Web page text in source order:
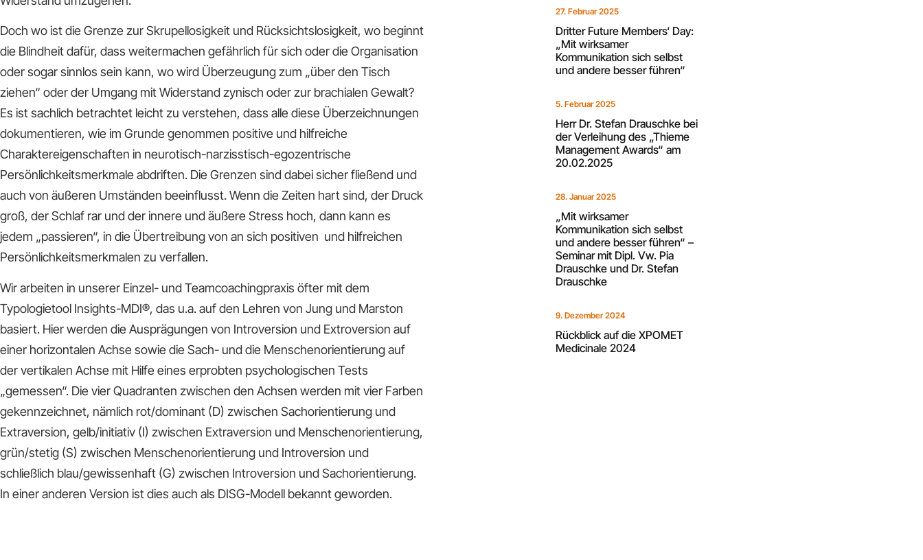
Doch wo ist die Grenze zur Skrupellosigkeit und Rücksichtslosigkeit, wo beginnt
die Blindheit dafür, dass weitermachen gefährlich für sich oder die Organisation
oder sogar sinnlos sein kann, wo wird Überzeugung zum „über den Tisch
ziehen“ oder der Umgang mit Widerstand zynisch oder zur brachialen Gewalt?
Es ist sachlich betrachtet leicht zu verstehen, dass alle diese Überzeichnungen
dokumentieren, wie im Grunde genommen positive und hilfreiche
Charaktereigenschaften in neurotisch-narzisstisch-egozentrische
Persönlichkeitsmerkmale abdriften. Die Grenzen sind dabei sicher fließend und
auch von äußeren Umständen beeinflusst. Wenn die Zeiten hart sind, der Druck
groß, der Schlaf rar und der innere und äußere Stress hoch, dann kann es
jedem „passieren“, in die Übertreibung von an sich positiven und hilfreichen
Persönlichkeitsmerkmalen zu verfallen.
Wir arbeiten in unserer Einzel- und Teamcoachingpraxis öfter mit dem
Typologietool Insights-MDI®, das u.a. auf den Lehren von Jung und Marston
basiert. Hier werden die Ausprägungen von Introversion und Extroversion auf
einer horizontalen Achse sowie die Sach- und die Menschenorientierung auf
der vertikalen Achse mit Hilfe eines erprobten psychologischen Tests
„gemessen“. Die vier Quadranten zwischen den Achsen werden mit vier Farben
gekennzeichnet, nämlich rot/dominant (D) zwischen Sachorientierung und
Extraversion, gelb/initiativ (I) zwischen Extraversion und Menschenorientierung,
grün/stetig (S) zwischen Menschenorientierung und Introversion und
schließlich blau/gewissenhaft (G) zwischen Introversion und Sachorientierung.
In einer anderen Version ist dies auch als DISG-Modell bekannt geworden.
Dritter Future Members‘ Day:
„Mit wirksamer
Kommunikation sich selbst
und andere besser führen“
27. Februar 2025
Herr Dr. Stefan Drauschke bei
der Verleihung des „Thieme
Management Awards“ am
20.02.2025
5. Februar 2025
„Mit wirksamer
Kommunikation sich selbst
und andere besser führen“ –
Seminar mit Dipl. Vw. Pia
Drauschke und Dr. Stefan
Drauschke
28. Januar 2025
Rückblick auf die XPOMET
Medicinale 2024
9. Dezember 2024